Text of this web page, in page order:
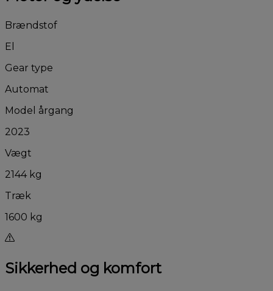
Brændstof
El
Gear type
Automat
Model årgang
2023
Vægt
2144 kg
Træk
1600 kg
Sikkerhed og komfort